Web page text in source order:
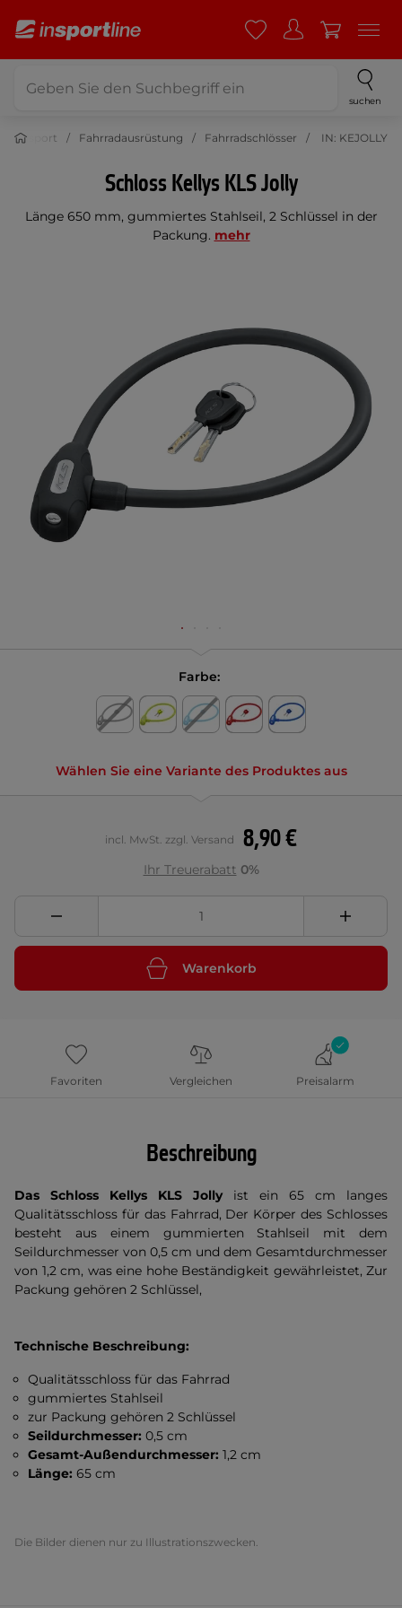
suchen
Radsport Fahrradausrüstung Fahrradschlösser IN: KEJOLLY
Schloss Kellys KLS Jolly
Länge 650 mm, gummiertes Stahlseil, 2 Schlüssel in der
Packung. mehr
Farbe:
Wählen Sie eine Variante des Produktes aus
8,90 €
incl. MwSt. zzgl. Versand
Ihr Treuerabatt 0%
Warenkorb
Favoriten Vergleichen Preisalarm
Beschreibung
Das Schloss Kellys KLS Jollyist ein 65 cm langes
Qualitätsschloss für das Fahrrad, Der Körper des Schlosses
besteht aus einem gummierten Stahlseil mit dem
Seildurchmesser von 0,5 cm und dem Gesamtdurchmesser
von 1,2 cm, was eine hohe Beständigkeit gewährleistet, Zur
Packung gehören 2 Schlüssel,
Technische Beschreibung:
Qualitätsschloss für das Fahrrad
gummiertes Stahlseil
zur Packung gehören 2 Schlüssel
Seildurchmesser: 0,5 cm
Gesamt-Außendurchmesser: 1,2 cm
Länge: 65 cm
Die Bilder dienen nur zu Illustrationszwecken.